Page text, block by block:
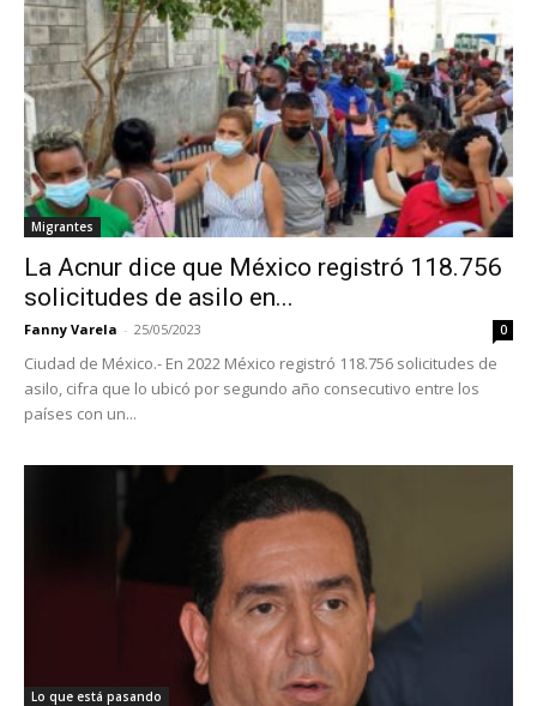
Migrantes
La Acnur dice que México registró 118.756
solicitudes de asilo en...
Fanny Varela - 25/05/2023 0
Ciudad de México.- En 2022 México registró 118.756 solicitudes de
asilo, cifra que lo ubicó por segundo año consecutivo entre los
países con un...
Lo que está pasando